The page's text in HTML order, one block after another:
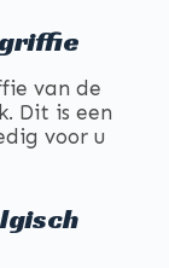
van de
Dit is een
voor u